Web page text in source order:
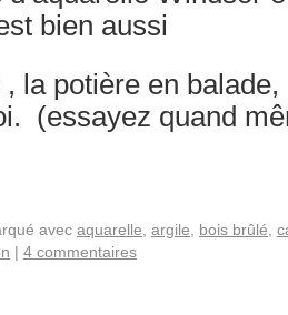
bien aussi
, la potière en
(essayez quand
avec aquarelle argile bois brûlé
| 4 commentaires